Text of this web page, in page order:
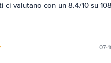
ci valutano con un 8.4/10 su
07-